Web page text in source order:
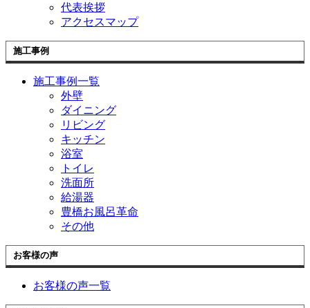
代表挨拶
アクセスマップ
施工事例
施工事例一覧
外壁
ダイニング
リビング
キッチン
浴室
トイレ
洗面所
給湯器
豊橋お風呂革命
その他
お客様の声
お客様の声一覧